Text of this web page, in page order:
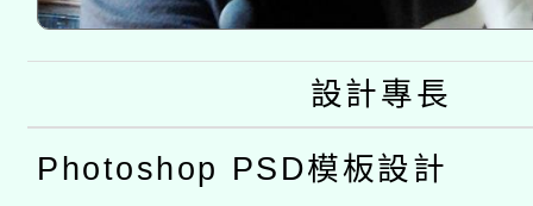
設計專長
Photoshop PSD模板設計